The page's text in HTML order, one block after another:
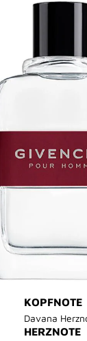
KOPFNOTE
Davana
HERZNOTE